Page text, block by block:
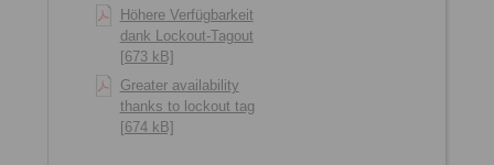
Höhere Verfügbarkeit
dank Lockout-Tagout
[673 kB]
Greater availability
thanks to lockout tagout
[674 kB]